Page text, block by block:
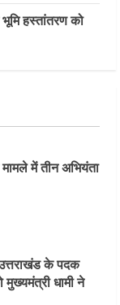
भूमि हस्तांतरण को
में तीन अभियंता
के पदक
धामी ने